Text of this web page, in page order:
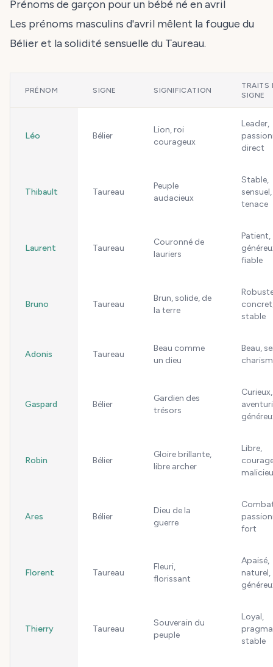
Prénoms de garçon pour un bébé né en avril
Les prénoms masculins d'avril mêlent la fougue du
Bélier et la solidité sensuelle du Taureau.
PRÉNOM SIGNE SIGNIFICATION
TRAITS
SIGNE
Léo Bélier
Lion, roi
courageux
Leader,
direct
Thibault Taureau
Peuple
audacieux
Stable,
sensuel,
tenace
Laurent Taureau
Couronné de
lauriers
Patient,
fiable
Bruno Taureau
Brun, solide, de
la terre
stable
Adonis Taureau
Beau comme
un dieu
Beau,
Gaspard Bélier
Gardien des
trésors
Curieux,
Robin Bélier
Gloire brillante,
libre archer
Libre,
Ares Bélier
Dieu de la
guerre
fort
Florent Taureau
Fleuri,
florissant
Apaisé,
naturel,
Thierry Taureau
Souverain du
peuple
Loyal,
stable